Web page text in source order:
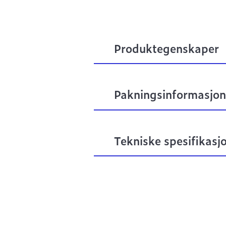
Produktegenskaper
Pakningsinformasjon
Tekniske